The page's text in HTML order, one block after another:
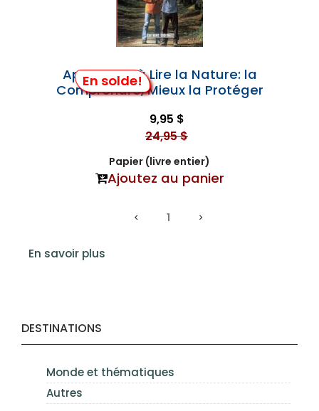
DESTINATIONS
Monde et thématiques
Autres
En solde!
Apprendre à Lire la Nature: la
Comprendre, Mieux la Protéger
9,95 $
24,95 $
Papier (livre entier)
Ajoutez au panier
1
En savoir plus